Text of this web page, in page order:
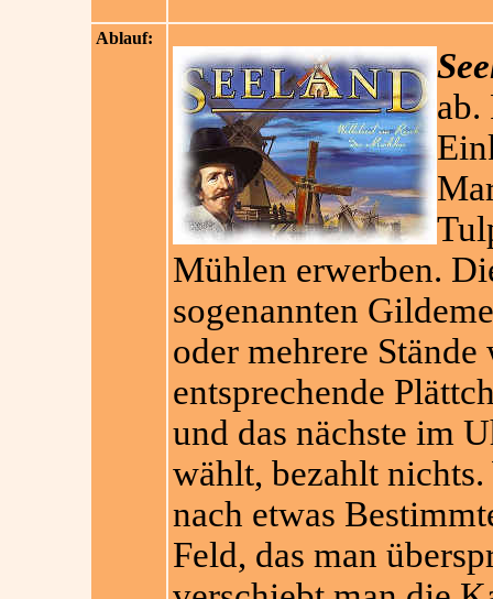
Ablauf:
ab.
Mühlen erwerben.
sogenannten
oder mehrere
entsprechende
und das nächste im
wählt, bezahlt nichts.
nach etwas
Feld, das man